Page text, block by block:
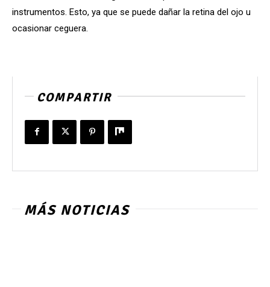
instrumentos. Esto, ya que se puede dañar la retina del ojo u
ocasionar ceguera.
COMPARTIR
MÁS NOTICIAS